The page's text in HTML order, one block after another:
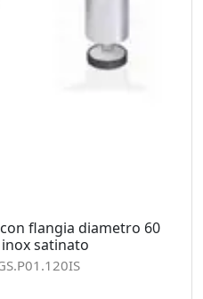
flangia diametro 60
satinato